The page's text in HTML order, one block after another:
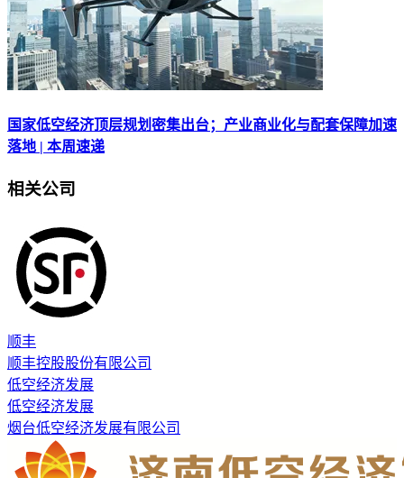
国家低空经济顶层规划密集出台；产业商业化与配套保障加速
落地 | 本周速递
相关公司
顺丰
顺丰控股股份有限公司
低空经济发展
低空经济发展
烟台低空经济发展有限公司